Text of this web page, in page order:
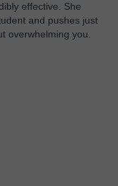
effective. She
and pushes just
overwhelming you.